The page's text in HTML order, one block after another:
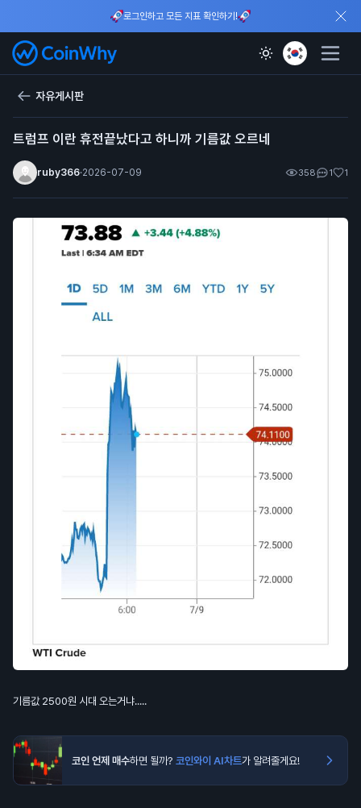
로그인하고 모든 지표 확인하기!
자유게시판
트럼프 이란 휴전끝났다고 하니까 기름값 오르네
ruby366·2026-07-09 358 1 1
기름값 2500원 시대 오는거냐.....
코인 언제 매수하면 될까? 코인와이 AI차트가 알려줄게요!